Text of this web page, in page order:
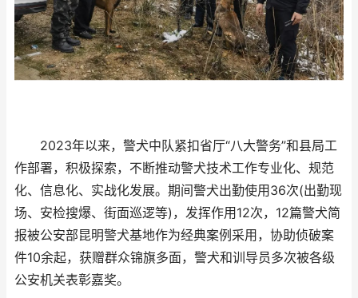
2023年以来，警犬中队紧扣省厅“八大警务”和县局工
作部署，积极探索，不断推动警犬技术工作专业化、规范
化、信息化、实战化发展。期间警犬出勤使用36次(出勤现
场、安检搜爆、街面巡逻等)，发挥作用12次，12篇警犬简
报被公安部昆明警犬基地作为经典案例采用，协助侦破案
件10余起，获赠群众锦旗多面，警犬和训导员多次被各级
公安机关表彰嘉奖。